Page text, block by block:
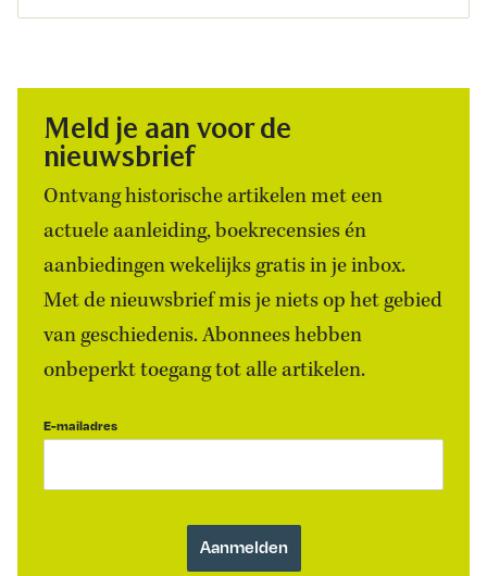
Meld je aan voor de
nieuwsbrief
Ontvang historische artikelen met een
actuele aanleiding, boekrecensies én
aanbiedingen wekelijks gratis in je inbox.
Met de nieuwsbrief mis je niets op het gebied
van geschiedenis. Abonnees hebben
onbeperkt toegang tot alle artikelen.
E-mailadres